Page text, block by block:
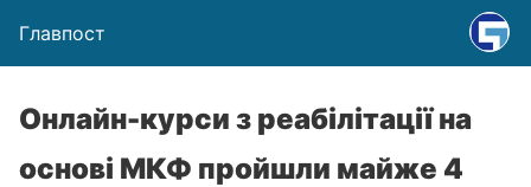
Главпост
Онлайн-курси з реабілітації на
основі МКФ пройшли майже 4